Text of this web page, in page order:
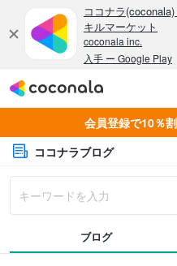
会員登録で10％
ココナラブログ
ブログ